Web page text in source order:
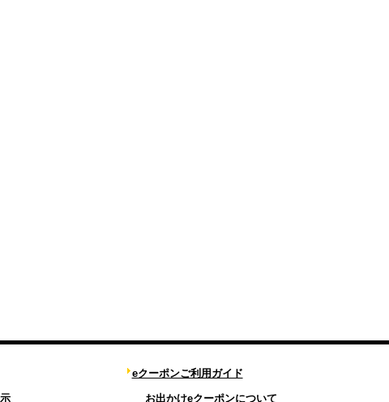
eクーポンご利用ガイド
お出かけeクーポンについて